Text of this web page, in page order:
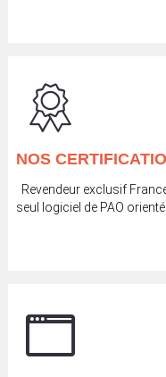
NOS
Revendeur exclusif
seul logiciel de PAO